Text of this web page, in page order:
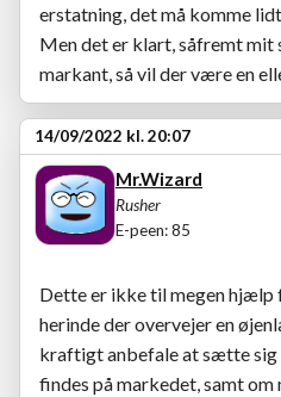
erstatning, det må komme
Men det er klart, såfremt mit
markant, så vil der være en
14/09/2022 kl. 20:07
Mr.Wizard
Rusher
E-peen: 85
Dette er ikke til megen hjælp
herinde der overvejer en
kraftigt anbefale at sætte sig
findes på markedet, samt